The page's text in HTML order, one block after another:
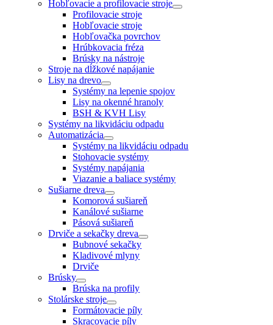
Hobľovacie a profilovacie stroje
Profilovacie stroje
Hobľovacie stroje
Hobľovačka povrchov
Hrúbkovacia fréza
Brúsky na nástroje
Stroje na dĺžkové napájanie
Lisy na drevo
Systémy na lepenie spojov
Lisy na okenné hranoly
BSH & KVH Lisy
Systémy na likvidáciu odpadu
Automatizácia
Systémy na likvidáciu odpadu
Stohovacie systémy
Systémy napájania
Viazanie a baliace systémy
Sušiarne dreva
Komorová sušiareň
Kanálové sušiarne
Pásová sušiareň
Drviče a sekačky dreva
Bubnové sekačky
Kladivové mlyny
Drviče
Brúsky
Brúska na profily
Stolárske stroje
Formátovacie píly
Skracovacie píly